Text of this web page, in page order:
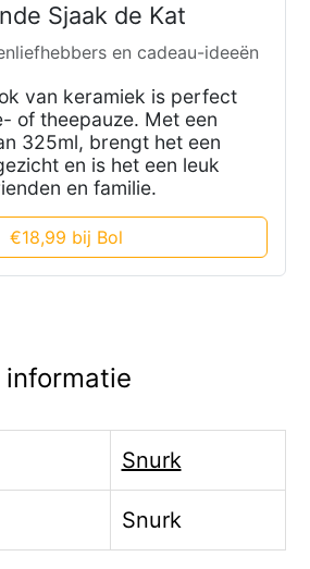
Sjaak de Kat
en cadeau-ideeën
van keramiek is perfect
of theepauze. Met een
325ml, brengt het een
en is het een leuk
en familie.
€18,99 bij Bol
Snurk
Snurk